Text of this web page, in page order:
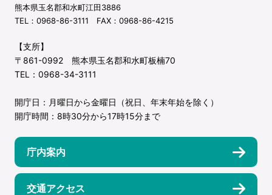
熊本県玉名郡和水町江田3886
TEL：0968-86-3111 FAX：0968-86-4215
【支所】
〒861-0992 熊本県玉名郡和水町板楠70
TEL：0968-34-3111
開庁日：月曜日から金曜日（祝日、年末年始を除く）
開庁時間：8時30分から17時15分まで
庁内案内
交通アクセス